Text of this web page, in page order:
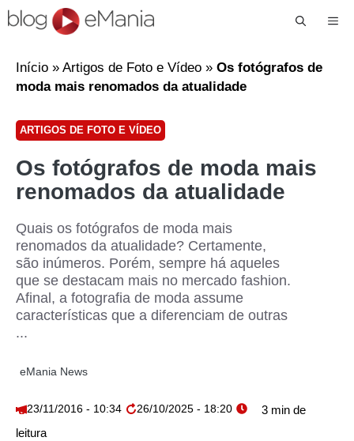
Início » Artigos de Foto e Vídeo » Os fotógrafos de
moda mais renomados da atualidade
ARTIGOS DE FOTO E VÍDEO
Os fotógrafos de moda mais
renomados da atualidade
Quais os fotógrafos de moda mais
renomados da atualidade? Certamente,
são inúmeros. Porém, sempre há aqueles
que se destacam mais no mercado fashion.
Afinal, a fotografia de moda assume
características que a diferenciam de outras
...
eMania News
23/11/2016 - 10:34 26/10/2025 - 18:20